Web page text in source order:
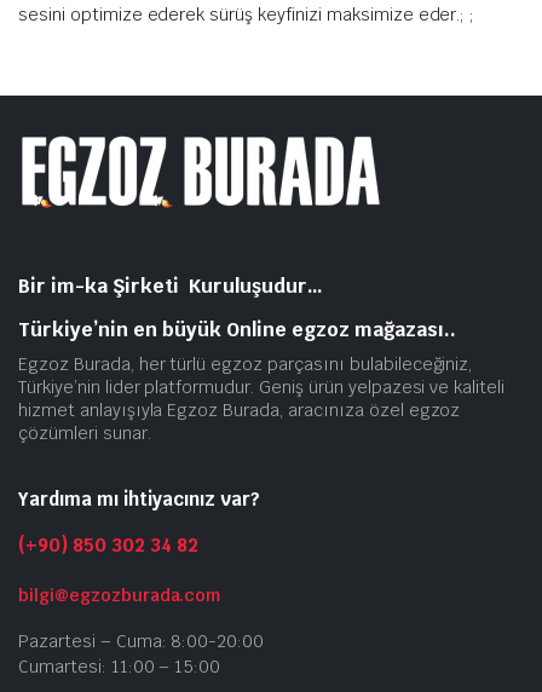
sesini optimize ederek sürüş keyfinizi maksimize eder.; ;
Bir im-ka Şirketi Kuruluşudur…
Türkiye’nin en büyük Online egzoz mağazası..
Egzoz Burada, her türlü egzoz parçasını bulabileceğiniz,
Türkiye’nin lider platformudur. Geniş ürün yelpazesi ve kaliteli
hizmet anlayışıyla Egzoz Burada, aracınıza özel egzoz
çözümleri sunar.
Yardıma mı ihtiyacınız var?
(+90) 850 302 34 82
bilgi@egzozburada.com
Pazartesi – Cuma: 8:00-20:00
Cumartesi: 11:00 – 15:00